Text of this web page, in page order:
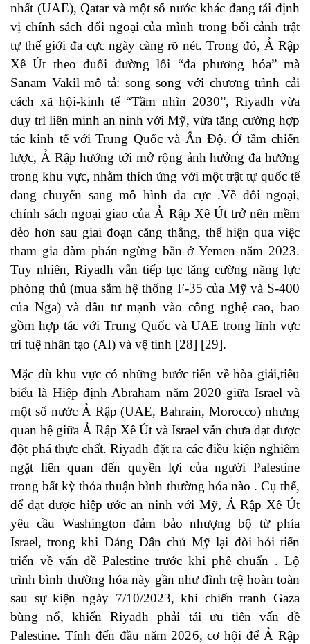
nhất (UAE), Qatar và một số nước khác đang tái định
vị chính sách đối ngoại của mình trong bối cảnh trật
tự thế giới đa cực ngày càng rõ nét. Trong đó, Ả Rập
Xê Út theo đuổi đường lối “đa phương hóa” mà
Sanam Vakil mô tả: song song với chương trình cải
cách xã hội-kinh tế “Tầm nhìn 2030”, Riyadh vừa
duy trì liên minh an ninh với Mỹ, vừa tăng cường hợp
tác kinh tế với Trung Quốc và Ấn Độ. Ở tầm chiến
lược, Ả Rập hướng tới mở rộng ảnh hưởng đa hướng
trong khu vực, nhằm thích ứng với một trật tự quốc tế
đang chuyển sang mô hình đa cực .Về đối ngoại,
chính sách ngoại giao của Ả Rập Xê Út trở nên mềm
dẻo hơn sau giai đoạn căng thẳng, thể hiện qua việc
tham gia đàm phán ngừng bắn ở Yemen năm 2023.
Tuy nhiên, Riyadh vẫn tiếp tục tăng cường năng lực
phòng thủ (mua sắm hệ thống F-35 của Mỹ và S-400
của Nga) và đầu tư mạnh vào công nghệ cao, bao
gồm hợp tác với Trung Quốc và UAE trong lĩnh vực
trí tuệ nhân tạo (AI) và vệ tinh [28] [29].
Mặc dù khu vực có những bước tiến về hòa giải,tiêu
biểu là Hiệp định Abraham năm 2020 giữa Israel và
một số nước Ả Rập (UAE, Bahrain, Morocco) nhưng
quan hệ giữa Ả Rập Xê Út và Israel vẫn chưa đạt được
đột phá thực chất. Riyadh đặt ra các điều kiện nghiêm
ngặt liên quan đến quyền lợi của người Palestine
trong bất kỳ thỏa thuận bình thường hóa nào . Cụ thể,
để đạt được hiệp ước an ninh với Mỹ, Ả Rập Xê Út
yêu cầu Washington đảm bảo nhượng bộ từ phía
Israel, trong khi Đảng Dân chủ Mỹ lại đòi hỏi tiến
triển về vấn đề Palestine trước khi phê chuẩn . Lộ
trình bình thường hóa này gần như đình trệ hoàn toàn
sau sự kiện ngày 7/10/2023, khi chiến tranh Gaza
bùng nổ, khiến Riyadh phải tái ưu tiên vấn đề
Palestine. Tính đến đầu năm 2026, cơ hội để Ả Rập